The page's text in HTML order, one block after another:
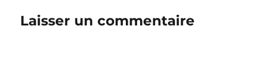
Laisser un commentaire